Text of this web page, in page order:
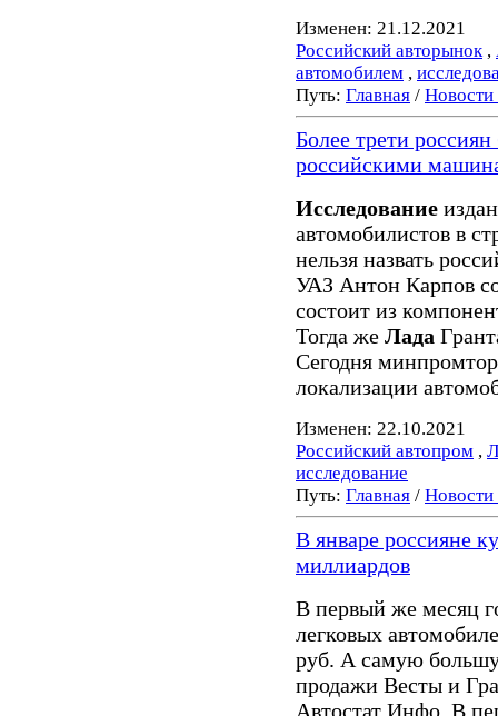
Изменен: 21.12.2021
Российский авторынок,
автомобилем ,
Путь: Главная /
Более трети
российскими
Исследование
автомобилистов в
нельзя назвать
УАЗ Антон Карпов
состоит из
Тогда же Лада
Сегодня
локализации
Изменен: 22.10.2021
Российский автопром ,
исследование
Путь: Главная /
В январе россияне
миллиардов
В первый же месяц
легковых
руб. А самую
продажи Весты и
Автостат Инфо. В